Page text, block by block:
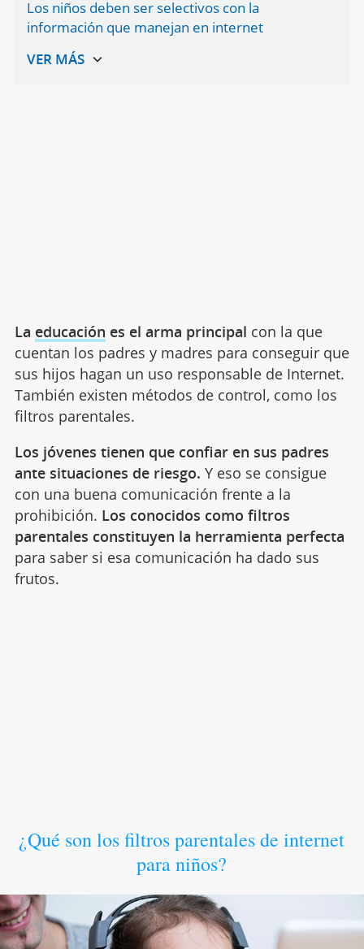
Los niños deben ser selectivos con la
información que manejan en internet
La educación es el arma principal con la que
cuentan los padres y madres para conseguir que
sus hijos hagan un uso responsable de Internet.
También existen métodos de control, como los
filtros parentales.
Los jóvenes tienen que confiar en sus padres
ante situaciones de riesgo. Y eso se consigue
con una buena comunicación frente a la
prohibición. Los conocidos como filtros
parentales constituyen la herramienta perfecta
para saber si esa comunicación ha dado sus
frutos.
¿Qué son los filtros parentales de internet
para niños?